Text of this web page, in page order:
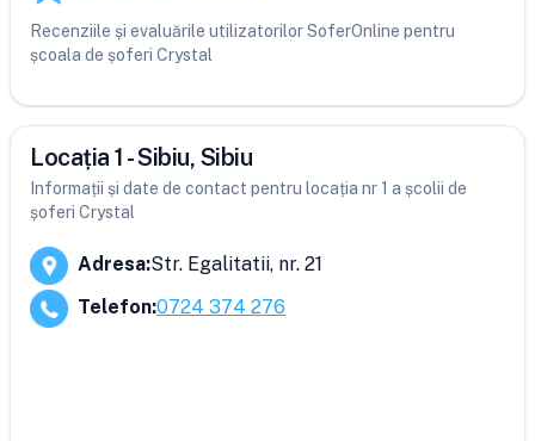
Recenziile și evaluările utilizatorilor SoferOnline pentru
școala de șoferi Crystal
Locația 1 - Sibiu, Sibiu
Informații și date de contact pentru locația nr 1 a școlii de
șoferi Crystal
Adresa:Str. Egalitatii, nr. 21
Telefon:0724 374 276